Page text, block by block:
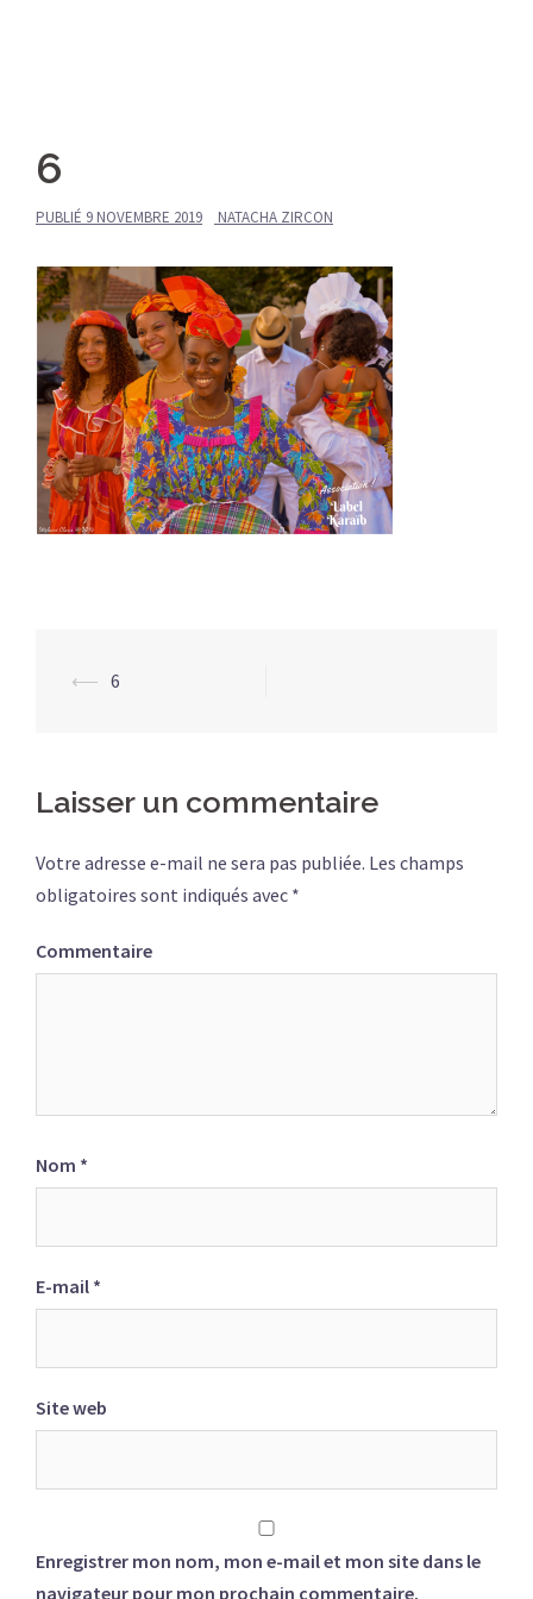
6
PUBLIÉ 9 NOVEMBRE 2019 NATACHA ZIRCON
Navigation
⟵ 6
Laisser un commentaire
Votre adresse e-mail ne sera pas publiée. Les champs
obligatoires sont indiqués avec *
Commentaire
Nom *
E-mail *
Site web
Enregistrer mon nom, mon e-mail et mon site dans le
navigateur pour mon prochain commentaire.